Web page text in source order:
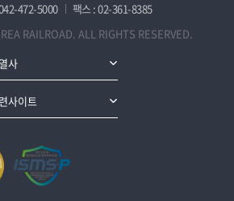
472-5000
팩스 : 02-361-8385
RAILROAD. ALL RIGHTS RESERVED.
사
사이트